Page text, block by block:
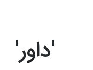
'داور'